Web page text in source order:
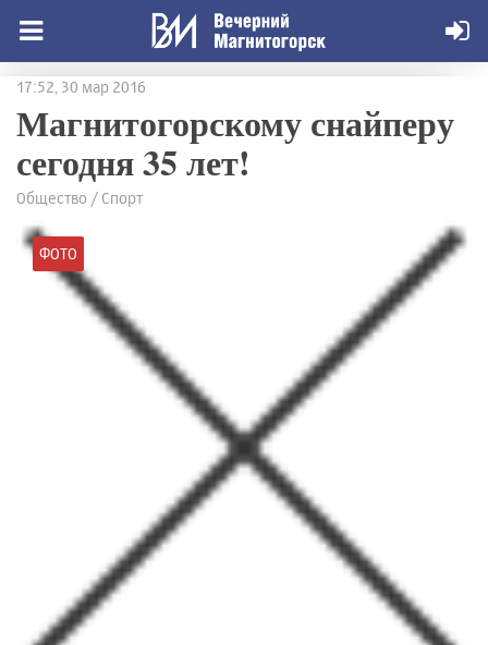
17:52, 30 мар 2016
Магнитогорскому снайперу
сегодня 35 лет!
Общество / Спорт
ФОТО